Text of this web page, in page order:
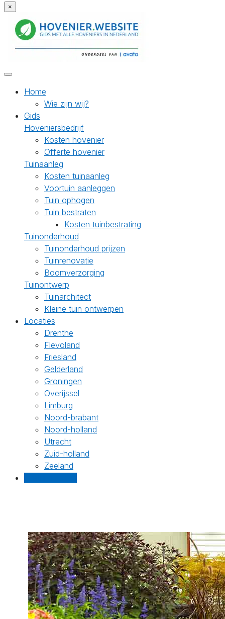
×
Home
Wie zijn wij?
Gids
Hoveniersbedrijf
Kosten hovenier
Offerte hovenier
Tuinaanleg
Kosten tuinaanleg
Voortuin aanleggen
Tuin ophogen
Tuin bestraten
Kosten tuinbestrating
Tuinonderhoud
Tuinonderhoud prijzen
Tuinrenovatie
Boomverzorging
Tuinontwerp
Tuinarchitect
Kleine tuin ontwerpen
Locaties
Drenthe
Flevoland
Friesland
Gelderland
Groningen
Overijssel
Limburg
Noord-brabant
Noord-holland
Utrecht
Zuid-holland
Zeeland